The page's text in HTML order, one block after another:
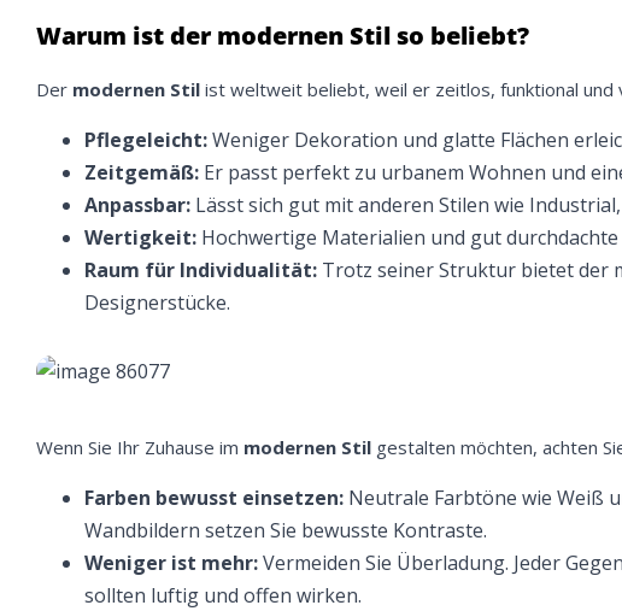
Warum ist der modernen Stil so beliebt?
Der modernen Stil ist weltweit beliebt, weil er zeitlos, funktional
Pflegeleicht:Weniger Dekoration und glatte Flächen
Zeitgemäß: Er passt perfekt zu urbanem Wohnen und
Anpassbar: Lässt sich gut mit anderen Stilen wie
Wertigkeit: Hochwertige Materialien und gut
Raum für Individualität: Trotz seiner Struktur bietet der
Designerstücke.
Wenn Sie Ihr Zuhause im modernen Stil gestalten möchten, achten
Farben bewusst einsetzen: Neutrale Farbtöne wie Weiß
Wandbildern setzen Sie bewusste Kontraste.
Weniger ist mehr:Vermeiden Sie Überladung. Jeder
sollten luftig und offen wirken.
Bleiben
Weitere
verarbeiten.